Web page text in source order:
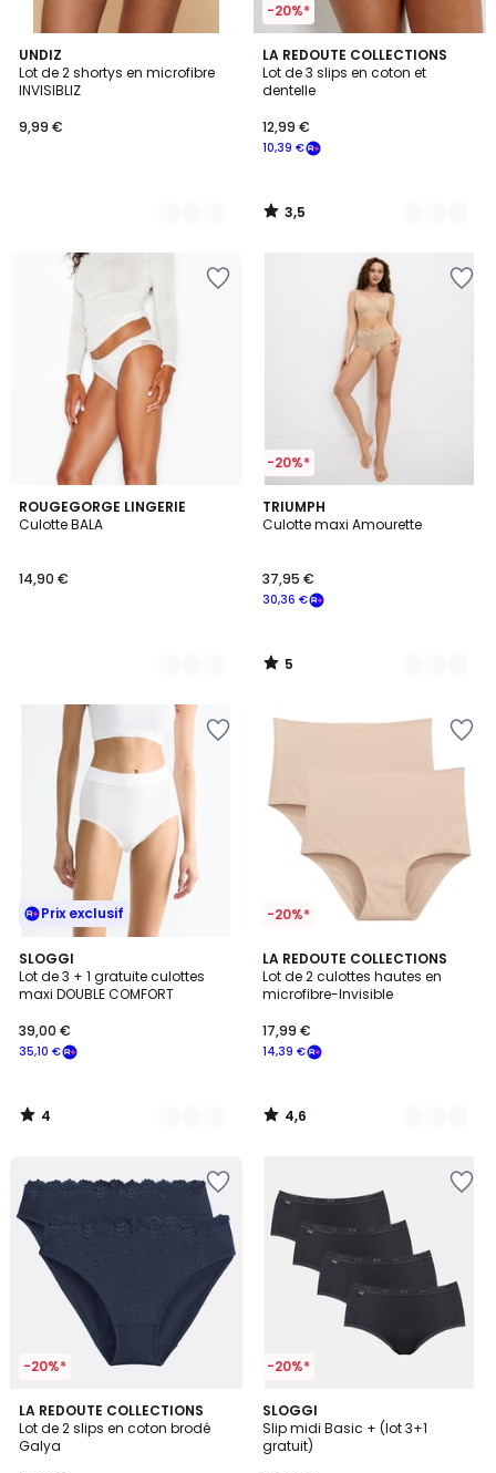
UNDIZ
Lot de 2 shortys en microfibre
INVISIBLIZ
9,99 €
3
Couleurs
-20%*
LA REDOUTE COLLECTIONS
Lot de 3 slips en coton et
dentelle
10,39 €
12,99 €
3,5
/ 5
3
Couleurs
3,5
/
ROUGEGORGE LINGERIE
Culotte BALA
14,90 €
3
Couleurs
-20%*
TRIUMPH
Culotte maxi Amourette
30,36 €
37,95 €
5
/
4
Couleurs
5
/
Prix exclusif
SLOGGI
Lot de 3 + 1 gratuite culottes
maxi DOUBLE COMFORT
35,10 €
39,00 €
4
/
5
2
Couleurs
4
/
-20%*
LA REDOUTE COLLECTIONS
Lot de 2 culottes hautes en
microfibre-Invisible
14,39 €
17,99 €
4,6
/ 5
3
Couleurs
4,6
/
-20%*
LA REDOUTE COLLECTIONS
Lot de 2 slips en coton brodé
Galya
4,7
/ 5
4
Couleurs
-20%*
SLOGGI
Slip midi Basic + (lot 3+1
gratuit)
4,6
/ 5
3
Couleurs